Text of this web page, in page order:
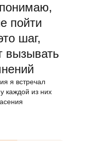
пойти
шаг,
вызывать
я встречал
каждой из них